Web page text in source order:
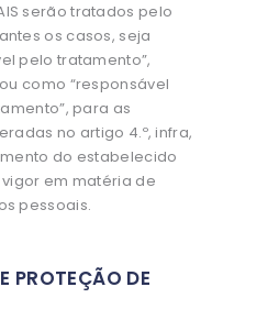
serão tratados pelo
os casos, seja
pelo tratamento”,
como “responsável
para as
no artigo 4.º, infra,
do estabelecido
em matéria de
pessoais.
PROTEÇÃO DE